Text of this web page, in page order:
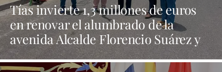
Tías invierte 1,3 millones de euros
en renovar el alumbrado de la
avenida Alcalde Florencio Suárez y
31 calles aledañas